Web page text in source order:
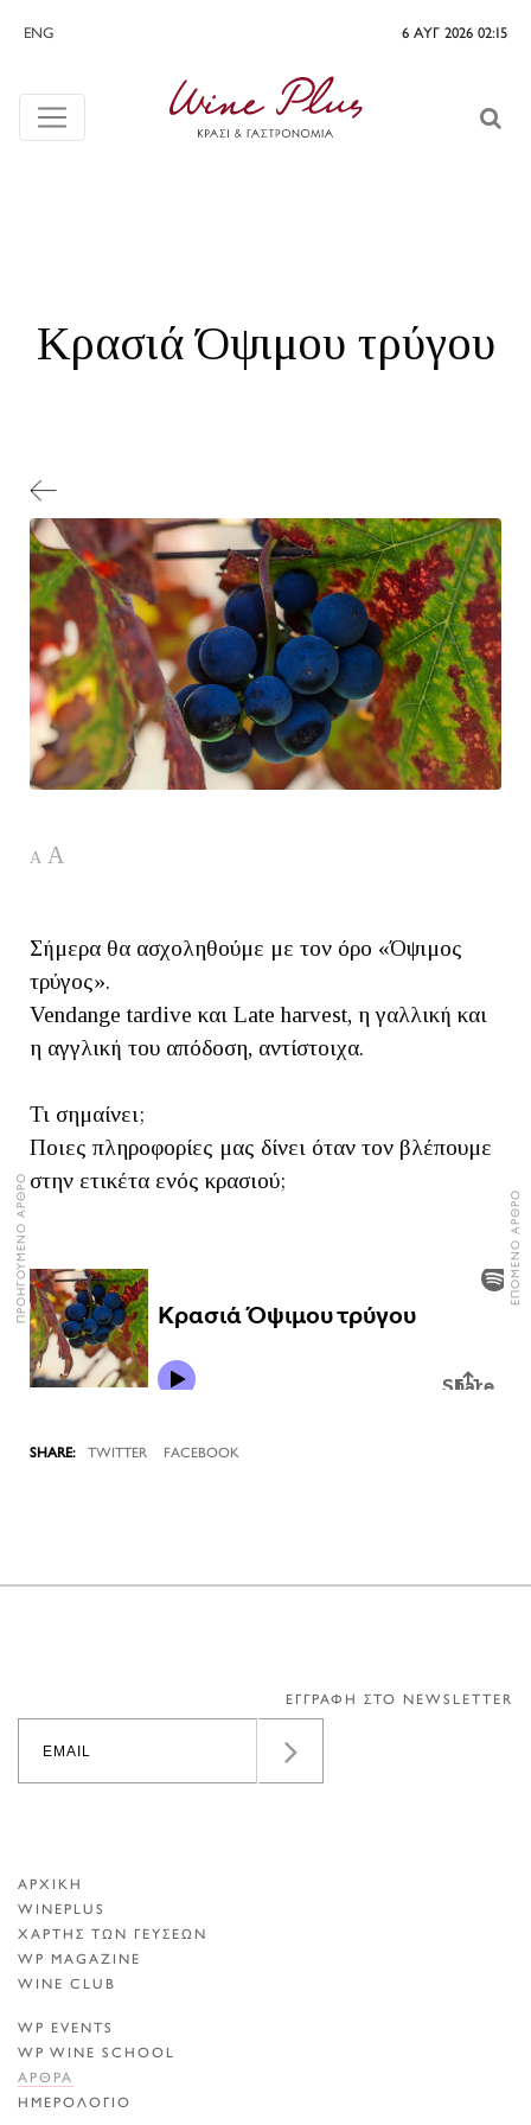
ENG 6 ΑΥΓ 2026 02:15
ΠΡΟΗΓΟΥΜΕΝΟ ΑΡΘΡΟ ΕΠΟΜΕΝΟ ΑΡΘΡΟ
Κρασιά Όψιμου τρύγου
A A
Σήμερα θα ασχοληθούμε με τον όρο «Όψιμος
τρύγος».
Vendange tardive και Late harvest, η γαλλική και
η αγγλική του απόδοση, αντίστοιχα.
Τι σημαίνει;
Ποιες πληροφορίες μας δίνει όταν τον βλέπουμε
στην ετικέτα ενός κρασιού;
TWITTER FACEBOOK
ΕΓΓΡΑΦΗ ΣΤΟ NEWSLETTER
ΑΡΧΙΚΗ
WINEPLUS
ΧΑΡΤΗΣ ΤΩΝ ΓΕΥΣΕΩΝ
WP MAGAZINE
WINE CLUB
WP EVENTS
WP WINE SCHOOL
ΑΡΘΡΑ
ΗΜΕΡΟΛΟΓΙΟ